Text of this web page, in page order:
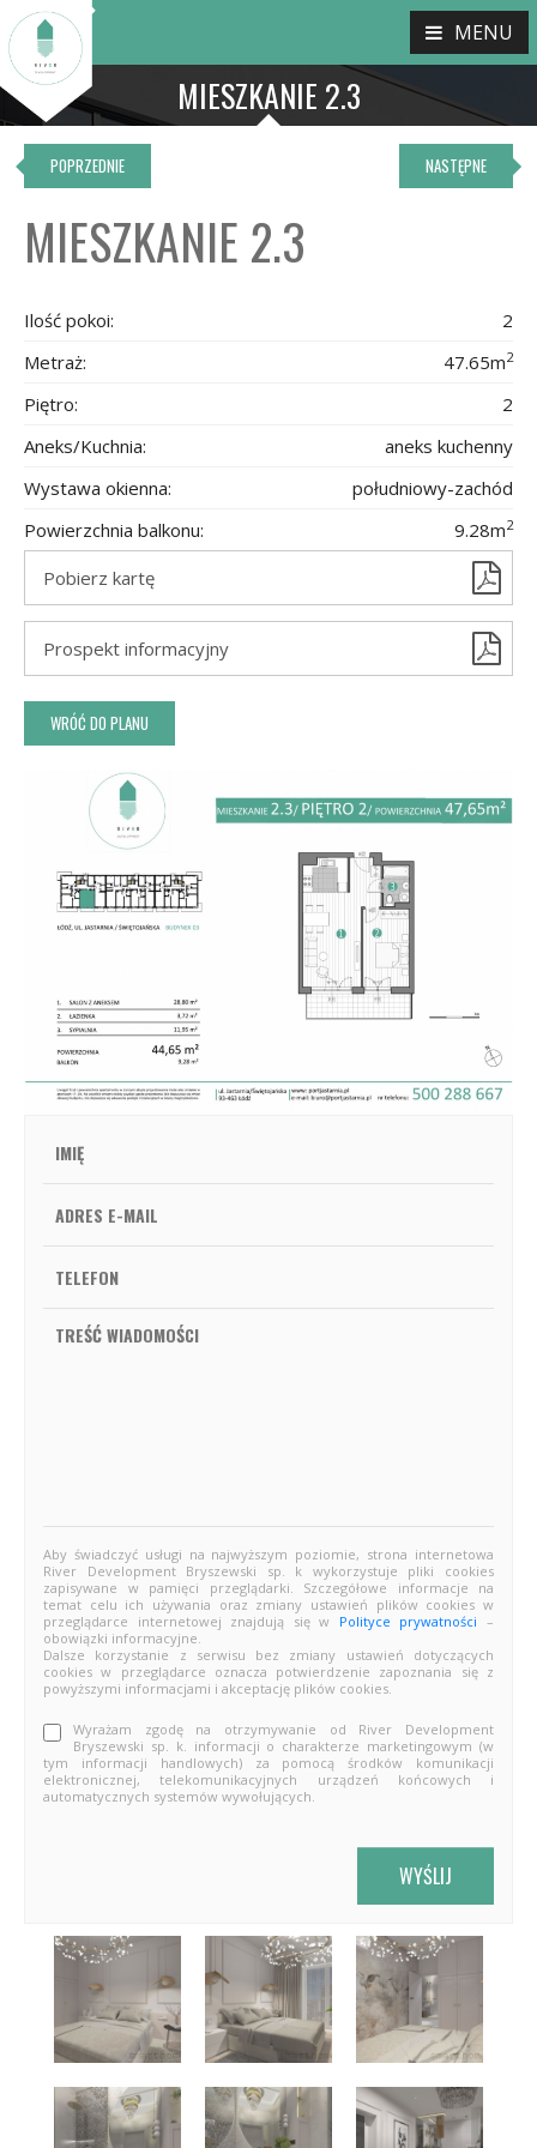
MENU
MIESZKANIE 2.3
POPRZEDNIE NASTĘPNE
MIESZKANIE 2.3
Ilość pokoi:
2
Metraż:
47.65m2
Piętro:
2
Aneks/Kuchnia:
aneks kuchenny
Wystawa okienna:
południowy-zachód
Powierzchnia balkonu:
9.28m2
Pobierz kartę
Prospekt informacyjny
WRÓĆ DO PLANU
Aby świadczyć usługi na najwyższym poziomie, strona internetowa
River Development Bryszewski sp. k wykorzystuje pliki cookies
zapisywane w pamięci przeglądarki. Szczegółowe informacje na
temat celu ich używania oraz zmiany ustawień plików cookies w
przeglądarce internetowej znajdują się w Polityce prywatności –
obowiązki informacyjne.
Dalsze korzystanie z serwisu bez zmiany ustawień dotyczących
cookies w przeglądarce oznacza potwierdzenie zapoznania się z
powyższymi informacjami i akceptację plików cookies.
Wyrażam zgodę na otrzymywanie od River Development
Bryszewski sp. k. informacji o charakterze marketingowym (w
tym informacji handlowych) za pomocą środków komunikacji
elektronicznej, telekomunikacyjnych urządzeń końcowych i
automatycznych systemów wywołujących.
WYŚLIJ